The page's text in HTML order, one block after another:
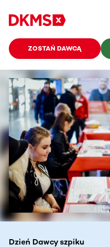
ZOSTAŃ DAWCĄ
Dzień Dawcy szpiku